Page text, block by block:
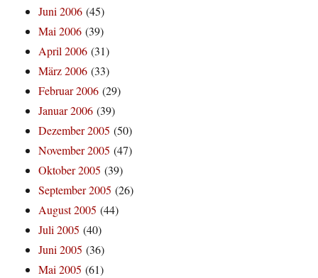
Juni 2006 (45)
Mai 2006 (39)
April 2006 (31)
März 2006 (33)
Februar 2006 (29)
Januar 2006 (39)
Dezember 2005 (50)
November 2005 (47)
Oktober 2005 (39)
September 2005 (26)
August 2005 (44)
Juli 2005 (40)
Juni 2005 (36)
Mai 2005 (61)